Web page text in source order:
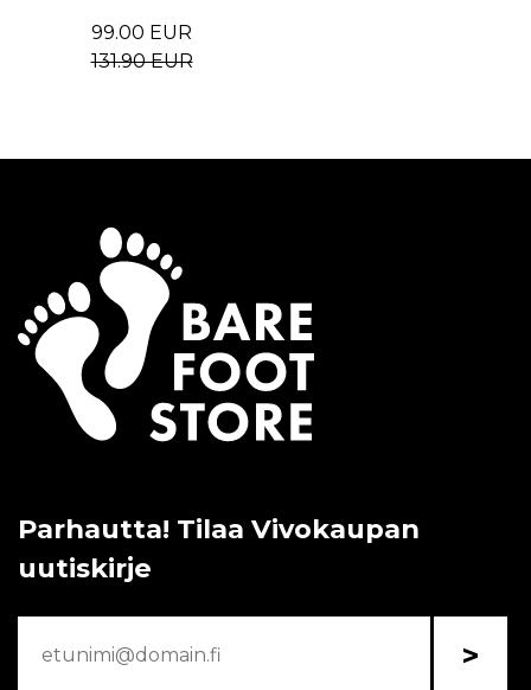
99.00 EUR
131.90 EUR
Parhautta! Tilaa Vivokaupan
uutiskirje
>